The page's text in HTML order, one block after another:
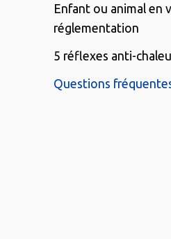
Enfant ou animal en
réglementation
5 réflexes anti-
Questions